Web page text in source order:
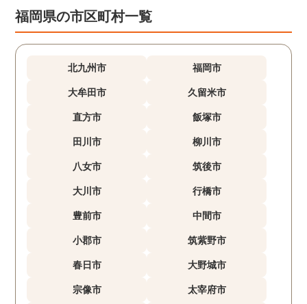
福岡県の市区町村一覧
北九州市 福岡市
大牟田市 久留米市
直方市 飯塚市
田川市 柳川市
八女市 筑後市
大川市 行橋市
豊前市 中間市
小郡市 筑紫野市
春日市 大野城市
宗像市 太宰府市